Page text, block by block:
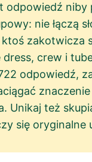
niby
nie łączą
zakotwicza
crew i
odpowiedź,
też
się oryginalne